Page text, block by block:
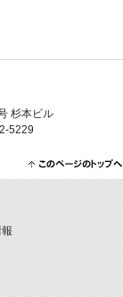
杉本ビル
5229